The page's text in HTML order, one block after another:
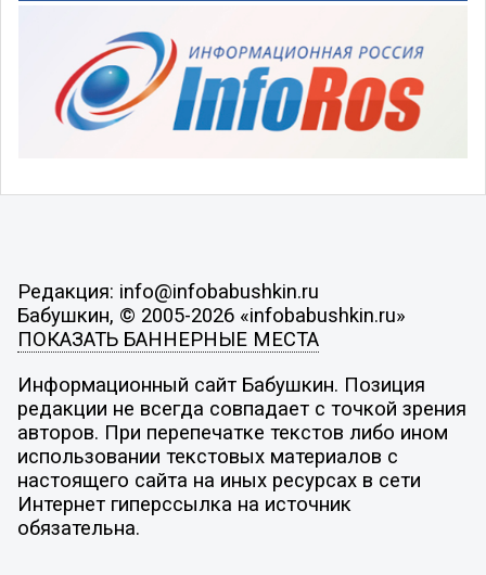
Редакция: info@infobabushkin.ru
Бабушкин, © 2005-2026 «infobabushkin.ru»
ПОКАЗАТЬ БАННЕРНЫЕ МЕСТА
Информационный сайт Бабушкин. Позиция
редакции не всегда совпадает с точкой зрения
авторов. При перепечатке текстов либо ином
использовании текстовых материалов с
настоящего сайта на иных ресурсах в сети
Интернет гиперссылка на источник
обязательна.